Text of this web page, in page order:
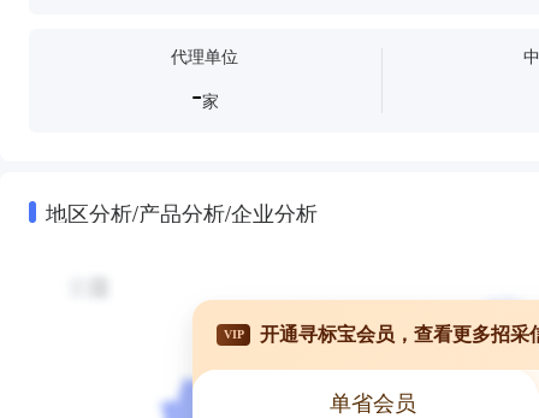
代理单位
-家
地区分析/产品分析/企业分析
VIP 开通寻标宝会员，查看更多招采
单省会员